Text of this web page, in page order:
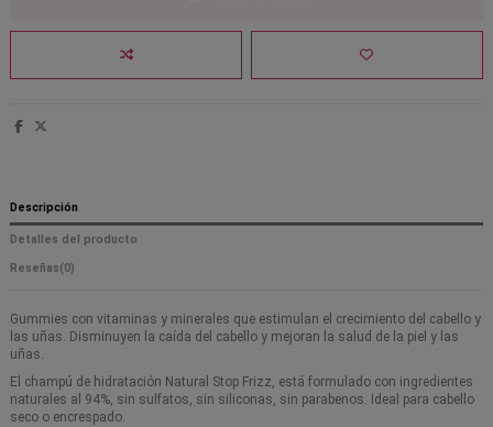
Descripción
Detalles del producto
Reseñas(0)
Gummies con vitaminas y minerales que estimulan el crecimiento del cabello y
las uñas. Disminuyen la caída del cabello y mejoran la salud de la piel y las
uñas.
El champú de hidratación Natural Stop Frizz, está formulado con ingredientes
naturales al 94%, sin sulfatos, sin siliconas, sin parabenos. Ideal para cabello
seco o encrespado.